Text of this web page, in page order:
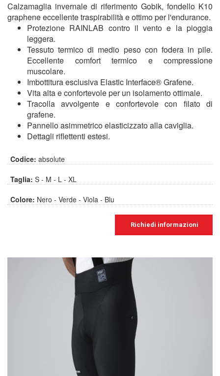
Calzamaglia invernale di riferimento Gobik, fondello K10
graphene eccellente traspirabilità e ottimo per l'endurance.
Protezione RAINLAB contro il vento e la pioggia
leggera.
Tessuto termico di medio peso con fodera in pile.
Eccellente comfort termico e compressione
muscolare.
Imbottitura esclusiva Elastic Interface® Grafene.
Vita alta e confortevole per un isolamento ottimale.
Tracolla avvolgente e confortevole con filato di
grafene.
Pannello asimmetrico elasticizzato alla caviglia.
Dettagli riflettenti estesi.
Codice: absolute
Taglia: S - M - L - XL
Colore: Nero - Verde - Viola - Blu
Richiedi informazioni